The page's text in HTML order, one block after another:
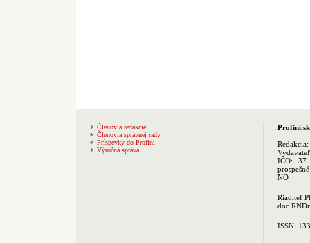
Členovia redakcie
Členovia správnej rady
Príspevky do Profini
Výročná správa
Profini.sk
Redakcia:
IČO: 37
NO
Riaditeľ
ISSN: